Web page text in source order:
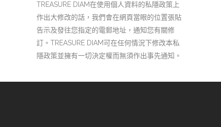
TREASURE DIAM在使用個人資料的私隱政策上
作出大修改的話，我們會在網頁當眼的位置張貼
告示及發往您指定的電郵地址，通知您有關修
訂。 TREASURE DIAM可在任何情況下修改本私
隱政策並擁有一切決定權而無須作出事先通知。